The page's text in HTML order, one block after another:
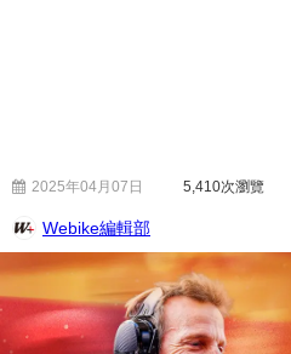
2025年04月07日 5,410次瀏覽
Webike編輯部